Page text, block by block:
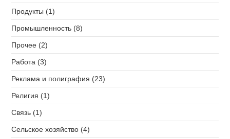
Продукты (1)
Промышленность (8)
Прочее (2)
Работа (3)
Реклама и полиграфия (23)
Религия (1)
Связь (1)
Сельское хозяйство (4)